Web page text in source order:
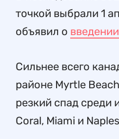
точкой выбрали 1
объявил о
Сильнее всего
районе Myrtle
резкий спад среди
Coral, Miami и